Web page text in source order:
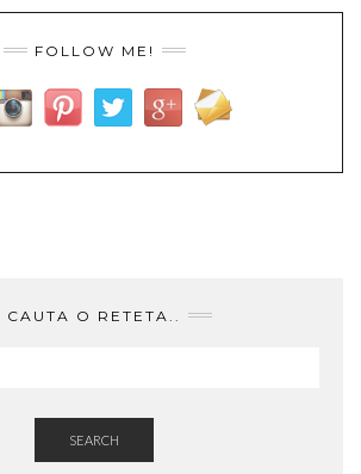
FOLLOW ME!
CAUTA O RETETA..
SEARCH